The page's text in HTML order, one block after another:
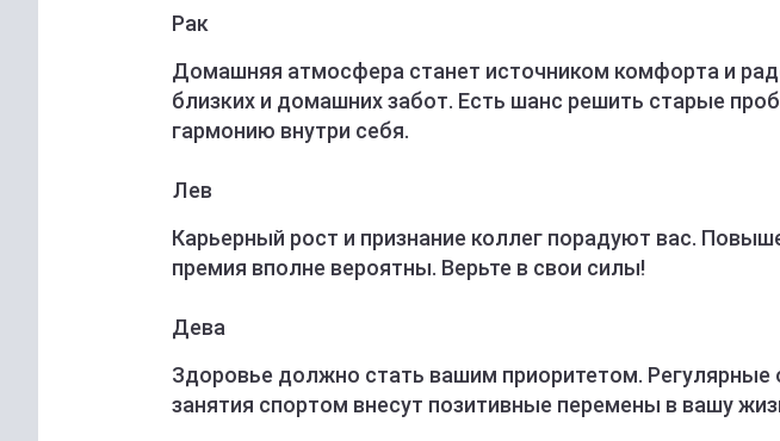
Рак
Домашняя атмосфера станет источником комфорта и
близких и домашних забот. Есть шанс решить старые
гармонию внутри себя.
Лев
Карьерный рост и признание коллег порадуют вас.
премия вполне вероятны. Верьте в свои силы!
Дева
Здоровье должно стать вашим приоритетом. Регулярные
занятия спортом внесут позитивные перемены в вашу